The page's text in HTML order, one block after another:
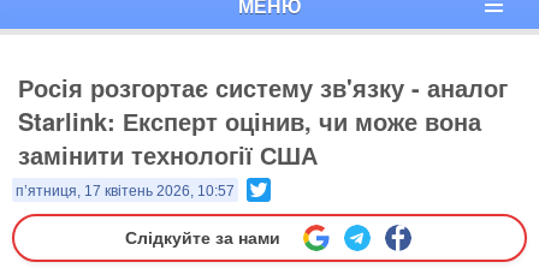
Росія розгортає систему зв'язку - аналог
Starlink: Експерт оцінив, чи може вона
замінити технології США
п’ятниця, 17 квітень 2026, 10:57
Слідкуйте за нами